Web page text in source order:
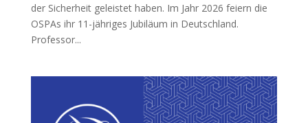
der Sicherheit geleistet haben. Im Jahr 2026 feiern die
OSPAs ihr 11-jähriges Jubiläum in Deutschland.
Professor...